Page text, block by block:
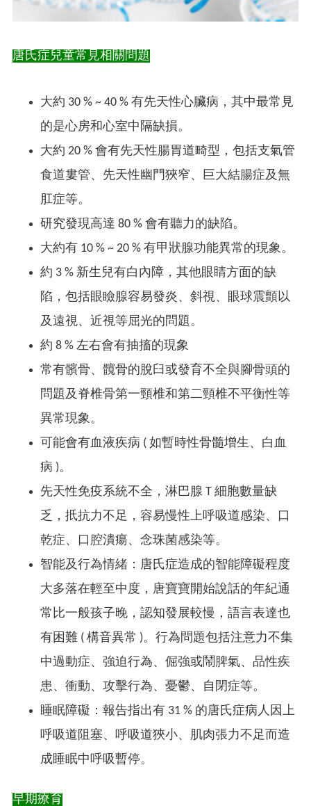
唐氏症兒童常見相關問題
大約 30 % ~ 40 % 有先天性心臟病，其中最常見
的是心房和心室中隔缺損。
大約 20 % 會有先天性腸胃道畸型，包括支氣管
食道婁管、先天性幽門狹窄、巨大結腸症及無
肛症等。
研究發現高達 80 % 會有聽力的缺陷。
大約有 10 % ~ 20 % 有甲狀腺功能異常的現象。
約 3 % 新生兒有白內障，其他眼睛方面的缺
陷，包括眼瞼腺容易發炎、斜視、眼球震顫以
及遠視、近視等屈光的問題。
約 8 % 左右會有抽搐的現象
常有髕骨、髖骨的脫臼或發育不全與腳骨頭的
問題及脊椎骨第一頸椎和第二頸椎不平衡性等
異常現象。
可能會有血液疾病 ( 如暫時性骨髓增生、白血
病 )。
先天性免疫系統不全，淋巴腺 T 細胞數量缺
乏，扺抗力不足，容易慢性上呼吸道感染、口
乾症、口腔潰瘍、念珠菌感染等。
智能及行為情緒：唐氏症造成的智能障礙程度
大多落在輕至中度，唐寶寶開始說話的年紀通
常比一般孩子晚，認知發展較慢，語言表達也
有困難 ( 構音異常 )。行為問題包括注意力不集
中過動症、強迫行為、倔強或鬧脾氣、品性疾
患、衝動、攻擊行為、憂鬱、自閉症等。
睡眠障礙：報告指出有 31 % 的唐氏症病人因上
呼吸道阻塞、呼吸道狹小、肌肉張力不足而造
成睡眠中呼吸暫停。
早期療育